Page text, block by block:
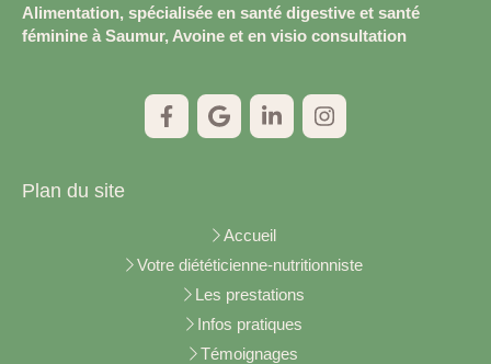
Alimentation, spécialisée en santé digestive et santé
féminine à Saumur, Avoine et en visio consultation
Plan du site
Accueil
Votre diététicienne-nutritionniste
Les prestations
Infos pratiques
Témoignages